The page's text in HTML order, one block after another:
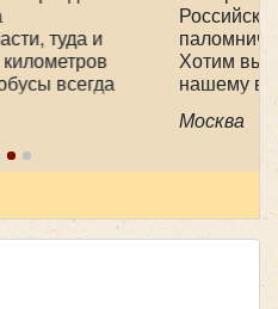
ездили в
1-2 мая в Дивеево .
благодарность
за его
человек! В
Всем
вашей транспортной
и главное надежно!
!
руб/час
900